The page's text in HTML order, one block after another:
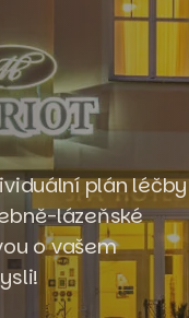
plán léčby
lázeňské
o vašem